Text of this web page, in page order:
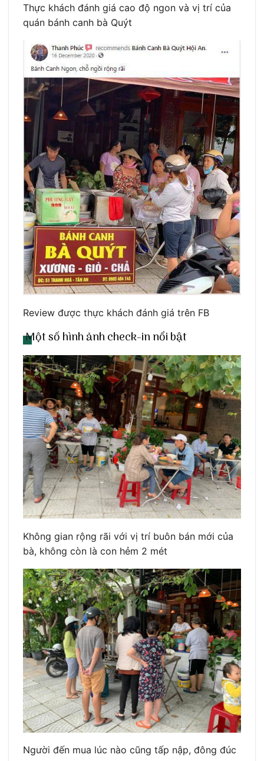
Thực khách đánh giá cao độ ngon và vị trí của
quán bánh canh bà Quýt
Review được thực khách đánh giá trên FB
Một số hình ảnh check-in nổi bật
Không gian rộng rãi với vị trí buôn bán mới của
bà, không còn là con hẻm 2 mét
Người đến mua lúc nào cũng tấp nập, đông đúc